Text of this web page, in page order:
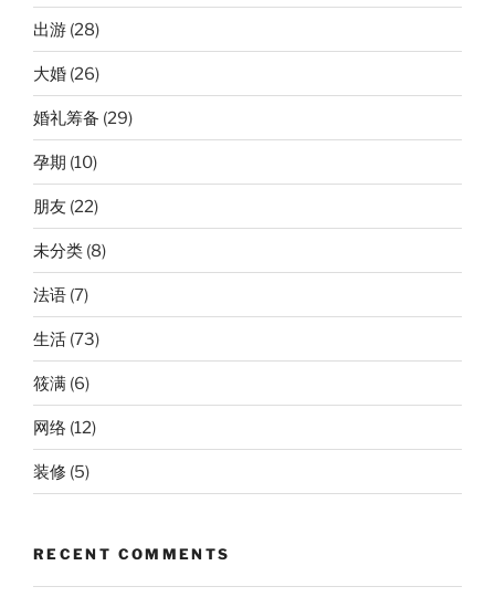
出游 (28)
大婚 (26)
婚礼筹备 (29)
孕期 (10)
朋友 (22)
未分类 (8)
法语 (7)
生活 (73)
筱满 (6)
网络 (12)
装修 (5)
RECENT COMMENTS